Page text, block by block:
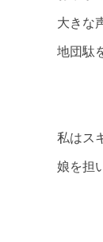
大きな
地団駄
私はス
娘を担